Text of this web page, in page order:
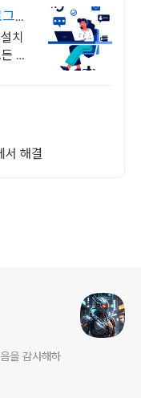
램
치
영
서 해결
을 감사해하